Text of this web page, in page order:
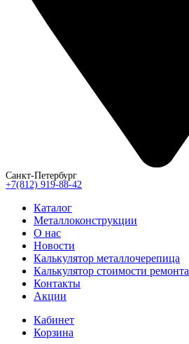
Санкт-Петербург
+7(812) 919-88-42
Каталог
Металлоконструкции
О нас
Новости
Калькулятор металлочерепица
Калькулятор стоимости ремонта
Контакты
Акции
Кабинет
Корзина